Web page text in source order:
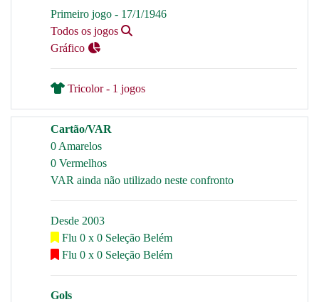
Primeiro jogo - 17/1/1946
Todos os jogos
Gráfico
Tricolor - 1 jogos
Cartão/VAR
0 Amarelos
0 Vermelhos
VAR ainda não utilizado neste confronto
Desde 2003
Flu 0 x 0 Seleção Belém
Flu 0 x 0 Seleção Belém
Gols